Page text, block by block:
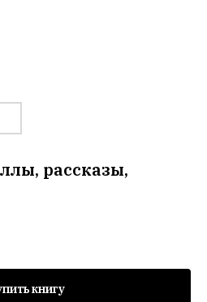
рассказы,
книгу